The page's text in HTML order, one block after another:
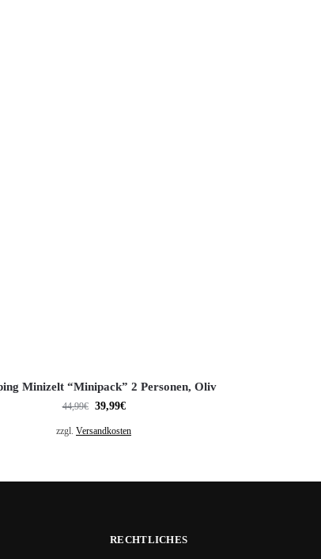
Minizelt “Minipack” 2 Personen, Oliv
44,99€ 39,99€
zzgl.Versandkosten
RECHTLICHES